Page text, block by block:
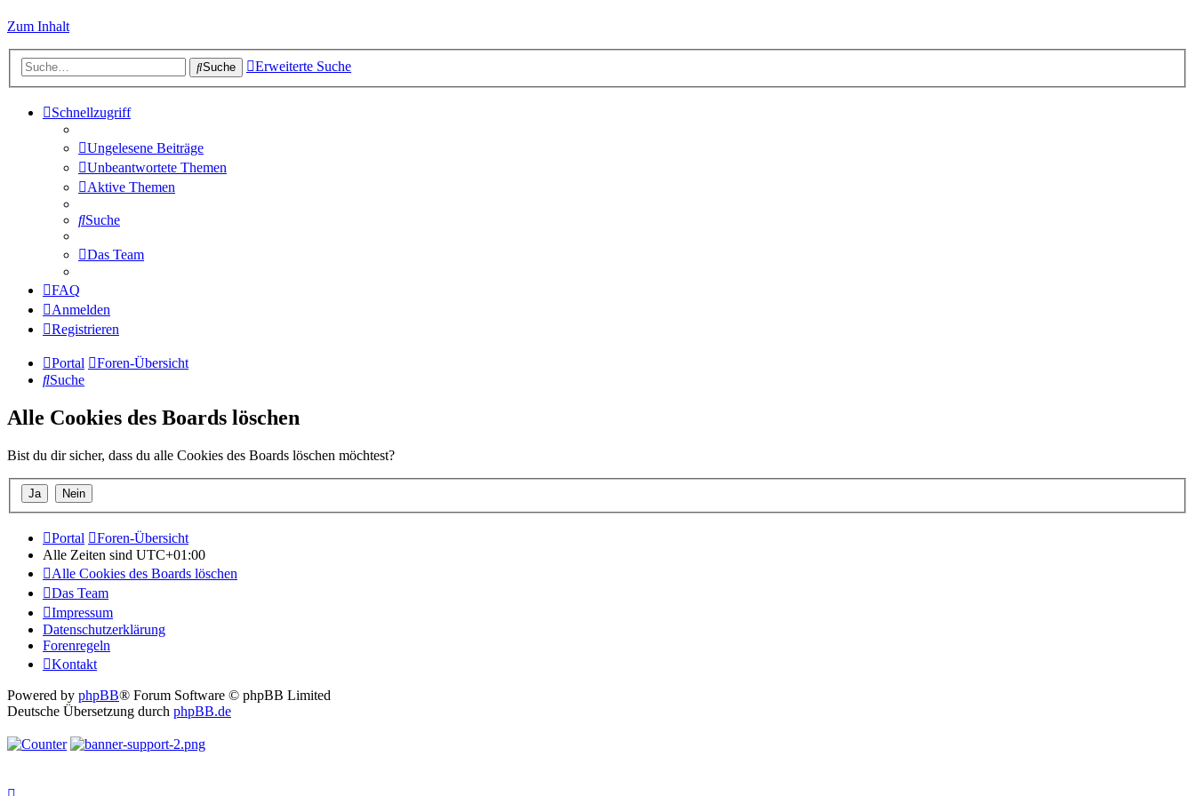
Zum Inhalt
Suche Erweiterte Suche
Schnellzugriff
Ungelesene Beiträge
Unbeantwortete Themen
Aktive Themen
Suche
Das Team
FAQ
Anmelden
Registrieren
Portal
Foren-Übersicht
Suche
Alle Cookies des Boards löschen
Bist du dir sicher, dass du alle Cookies des Boards löschen möchtest?
Portal
Foren-Übersicht
Alle Zeiten sind UTC+01:00
Alle Cookies des Boards löschen
Das Team
Impressum
Datenschutzerklärung
Forenregeln
Kontakt
Powered by phpBB® Forum Software © phpBB Limited
Deutsche Übersetzung durch phpBB.de